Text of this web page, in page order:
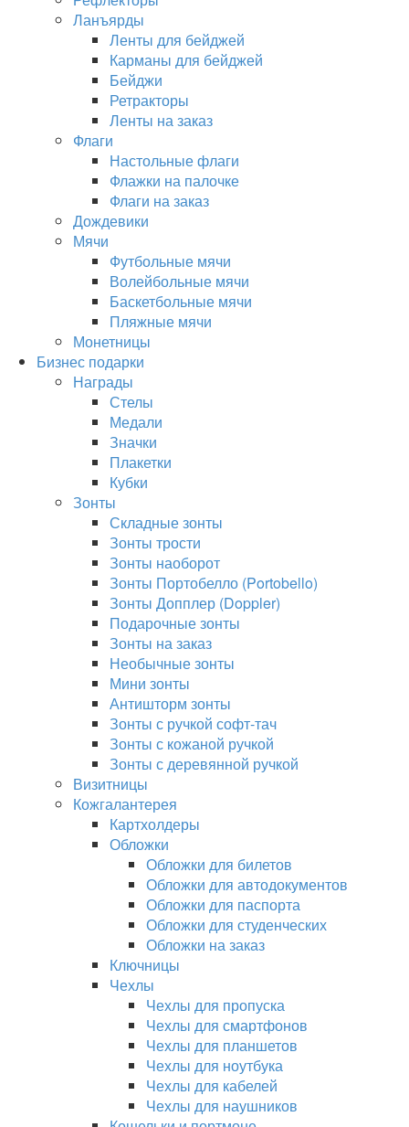
Ланъярды
Ленты для бейджей
Карманы для бейджей
Бейджи
Ретракторы
Ленты на заказ
Флаги
Настольные флаги
Флажки на палочке
Флаги на заказ
Дождевики
Мячи
Футбольные мячи
Волейбольные мячи
Баскетбольные мячи
Пляжные мячи
Монетницы
Бизнес подарки
Награды
Стелы
Медали
Значки
Плакетки
Кубки
Зонты
Складные зонты
Зонты трости
Зонты наоборот
Зонты Портобелло (Portobello)
Зонты Допплер (Doppler)
Подарочные зонты
Зонты на заказ
Необычные зонты
Мини зонты
Антишторм зонты
Зонты с ручкой софт-тач
Зонты с кожаной ручкой
Зонты с деревянной ручкой
Визитницы
Кожгалантерея
Картхолдеры
Обложки
Обложки для билетов
Обложки для автодокументов
Обложки для паспорта
Обложки для студенческих
Обложки на заказ
Ключницы
Чехлы
Чехлы для пропуска
Чехлы для смартфонов
Чехлы для планшетов
Чехлы для ноутбука
Чехлы для кабелей
Чехлы для наушников